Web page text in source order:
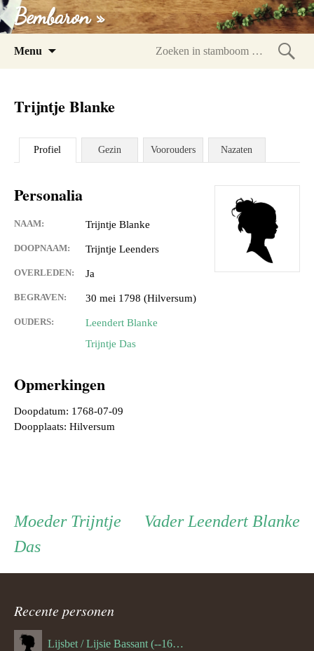
Bembaron »
Menu
Trijntje Blanke
Profiel Gezin Voorouders Nazaten
Personalia
NAAM: Trijntje Blanke
DOOPNAAM: Trijntje Leenders
OVERLEDEN: Ja
BEGRAVEN: 30 mei 1798 (Hilversum)
OUDERS:
Leendert Blanke
Trijntje Das
Opmerkingen
Doopdatum: 1768-07-09
Doopplaats: Hilversum
Persoon
ouder
navigatie
VaderVader
Leendert Blanke
Moeder Moeder
Trijntje
Das
Recente personen
Lijsbet / Lijsie Bassant (--1687)